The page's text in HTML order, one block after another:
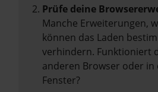
Prüfe deine
Manche Erweiterungen,
können das Laden
verhindern. Funktioniert
anderen Browser oder
Fenster?